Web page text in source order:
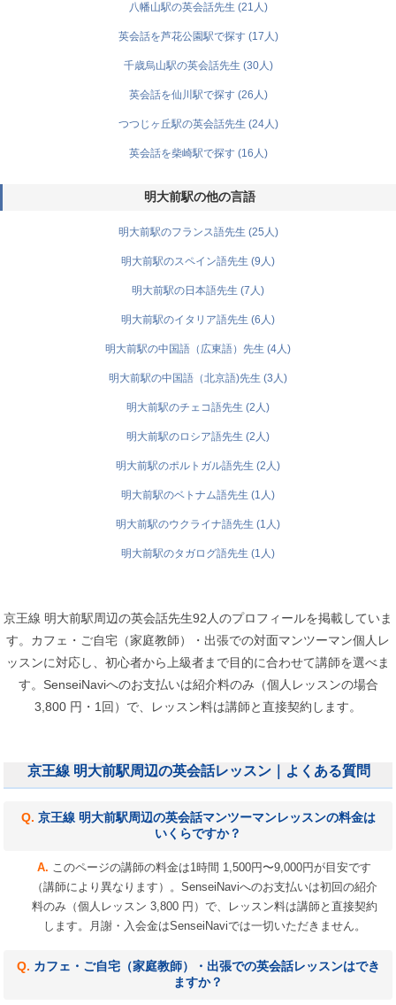
八幡山駅の英会話先生 (21人)
英会話を芦花公園駅で探す (17人)
千歳烏山駅の英会話先生 (30人)
英会話を仙川駅で探す (26人)
つつじヶ丘駅の英会話先生 (24人)
英会話を柴崎駅で探す (16人)
明大前駅の他の言語
明大前駅のフランス語先生 (25人)
明大前駅のスペイン語先生 (9人)
明大前駅の日本語先生 (7人)
明大前駅のイタリア語先生 (6人)
明大前駅の中国語（広東語）先生 (4人)
明大前駅の中国語（北京語)先生 (3人)
明大前駅のチェコ語先生 (2人)
明大前駅のロシア語先生 (2人)
明大前駅のポルトガル語先生 (2人)
明大前駅のベトナム語先生 (1人)
明大前駅のウクライナ語先生 (1人)
明大前駅のタガログ語先生 (1人)
京王線 明大前駅周辺の英会話先生92人のプロフィールを掲載していま
す。カフェ・ご自宅（家庭教師）・出張での対面マンツーマン個人レ
ッスンに対応し、初心者から上級者まで目的に合わせて講師を選べま
す。SenseiNaviへのお支払いは紹介料のみ（個人レッスンの場合
3,800 円・1回）で、レッスン料は講師と直接契約します。
京王線 明大前駅周辺の英会話レッスン｜よくある質問
京王線 明大前駅周辺の英会話マンツーマンレッスンの料金は
いくらですか？
このページの講師の料金は1時間 1,500円〜9,000円が目安です
（講師により異なります）。SenseiNaviへのお支払いは初回の紹介
料のみ（個人レッスン 3,800 円）で、レッスン料は講師と直接契約
します。月謝・入会金はSenseiNaviでは一切いただきません。
カフェ・ご自宅（家庭教師）・出張での英会話レッスンはでき
ますか？